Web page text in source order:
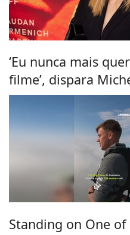
‘Eu nunca mais
filme’, dispara
Standing on One of